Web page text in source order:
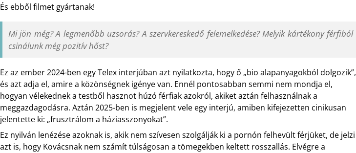
És ebből filmet gyártanak!
Mi jön még? A legmenőbb uzsorás? A szervkereskedő felemelkedése? Melyik kártékony férfiból
csinálunk még pozitív hőst?
Ez az ember 2024-ben egy Telex interjúban azt nyilatkozta, hogy ő „bio alapanyagokból dolgozik”,
és azt adja el, amire a közönségnek igénye van. Ennél pontosabban semmi nem mondja el,
hogyan vélekednek a testből hasznot húzó férfiak azokról, akiket aztán felhasználnak a
meggazdagodásra. Aztán 2025-ben is megjelent vele egy interjú, amiben kifejezetten cinikusan
jelentette ki: „frusztrálom a háziasszonyokat”.
Ez nyilván lenézése azoknak is, akik nem szívesen szolgálják ki a pornón felhevült férjüket, de jelzi
azt is, hogy Kovácsnak nem számít túlságosan a tömegekben keltett rosszallás. Elvégre a